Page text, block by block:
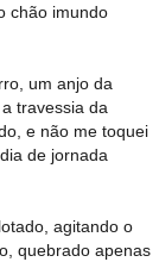
chão imundo
um anjo da
travessia da
e não me toquei
de jornada
agitando o
quebrado apenas